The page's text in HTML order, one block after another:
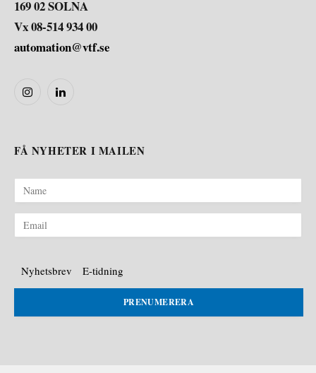
169 02 SOLNA
Vx 08-514 934 00
automation@vtf.se
InstagramLinkedIn
FÅ NYHETER I MAILEN
Nyhetsbrev E-tidning
PRENUMERERA